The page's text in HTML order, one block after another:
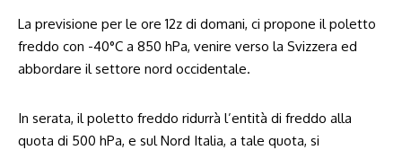
La previsione per le ore 12z di domani, ci propone il poletto
freddo con -40°C a 850 hPa, venire verso la Svizzera ed
abbordare il settore nord occidentale.
In serata, il poletto freddo ridurrà l’entità di freddo alla
quota di 500 hPa, e sul Nord Italia, a tale quota, si